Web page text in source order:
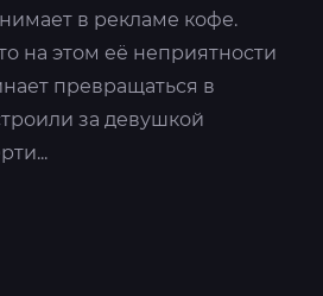
в рекламе кофе.
на этом её неприятности
превращаться в
за девушкой